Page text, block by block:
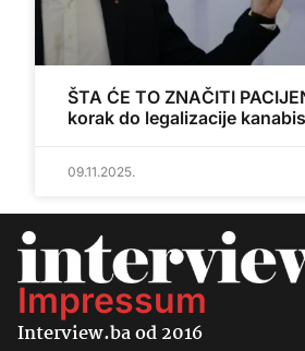
ŠTA ĆE TO ZNAČITI
korak do legalizacije
09.11.2025.
Impressum
Interview.ba od 2016